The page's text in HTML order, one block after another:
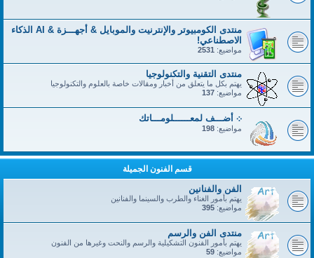
منتدى الكومبيوتر والإنترنيت والموبايل & أجهـــزة & AI الذكاء
الاصطناعي!
مواضيع: 2531
منتدى التقنية والتكنولوجيا
يهتم بكل ما يتعلق من أخبار ومقالات خاصة بالعلوم والتكنولوجيا
مواضيع: 137
܀ أضـــف لمعــــــلومـــاتك
مواضيع: 198
قسم الفنون الجميلة
الفن والفنانين
يهتم بأمور الغناء والطرب والسينما والفنانين
مواضيع: 395
منتدى الفن والرسم
يهتم بأمور الفنون التشكيلية والرسم والنحت وغيرها من الفنون
مواضيع: 59